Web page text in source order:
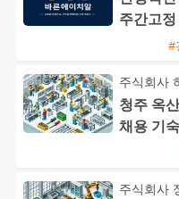
주간고
#
주식회사
청주 옥
채용 기
주식회사